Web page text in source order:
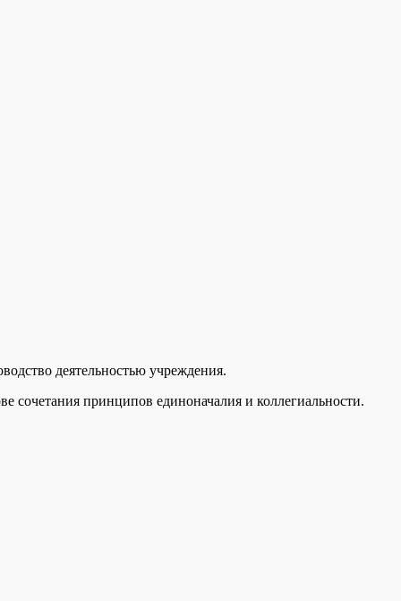
деятельностью учреждения.
сочетания принципов единоначалия и коллегиальности.